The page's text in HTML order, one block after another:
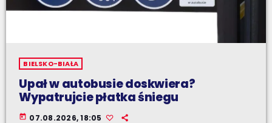
BIELSKO-BIAŁA
Upał w autobusie doskwiera?
Wypatrujcie płatka śniegu
today 07.08.2026, 18:05